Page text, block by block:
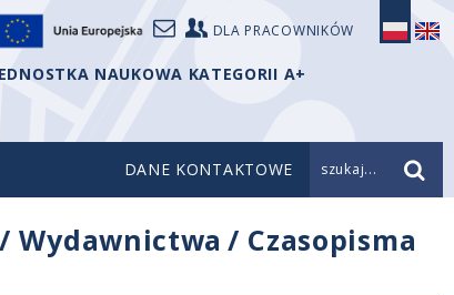
DLA PRACOWNIKÓW
NAUKOWA KATEGORII A+
DANE KONTAKTOWE szukaj...
/Wydawnictwa / Czasopisma